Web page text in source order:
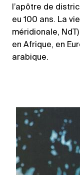
l’apôtre de
eu 100 ans. La
méridionale,
en Afrique, en
arabique.